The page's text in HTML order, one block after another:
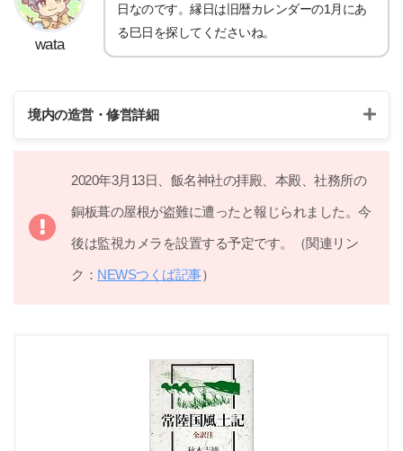
wata
日なのです。縁日は旧暦カレンダーの1月にあ
る巳日を探してくださいね。
境内の造営・修営詳細
昭和58年/1983年
銅板屋根葺替え
平成24年/2012年
本殿および覆屋塗替え
2020年3月13日、飯名神社の拝殿、本殿、社務所の
銅板葺の屋根が盗難に遭ったと報じられました。今
後は監視カメラを設置する予定です。（関連リン
ク： NEWSつくば記事）